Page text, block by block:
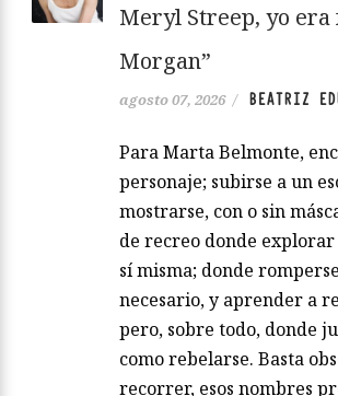
Meryl Streep, yo era
Morgan”
agosto 07, 2026 / BEATRIZ
Para Marta Belmonte,
personaje; subirse a un
mostrarse, con o sin
de recreo donde
sí misma; donde
necesario, y aprender a
pero, sobre todo, donde
como rebelarse. Basta
recorrer, esos nombres